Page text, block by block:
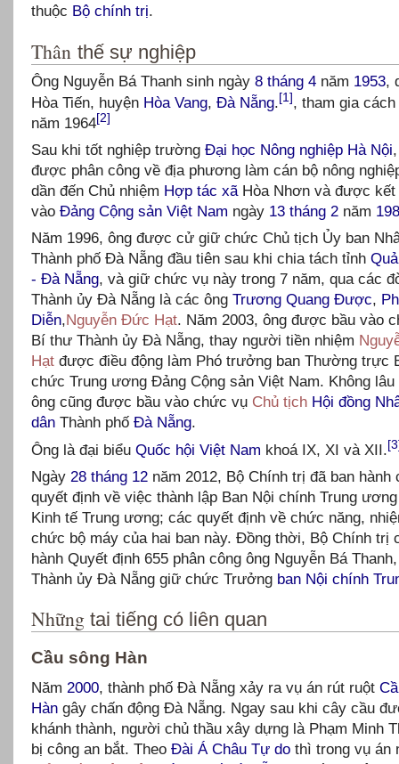
thuộc Bộ chính trị.
Thân thế sự nghiệp
Ông Nguyễn Bá Thanh sinh ngày 8 tháng 4 năm 1953,
Hòa Tiến, huyện Hòa Vang, Đà Nẵng.[1], tham gia
năm 1964[2]
Sau khi tốt nghiệp trường Đại học Nông nghiệp Hà Nội
được phân công về địa phương làm cán bộ nông
dần đến Chủ nhiệm Hợp tác xãHòa Nhơn và được kết
vào Đảng Cộng sản Việt Nam ngày 13 tháng 2 năm
Năm 1996, ông được cử giữ chức Chủ tịch Ủy ban
Thành phố Đà Nẵng đầu tiên sau khi chia tách tỉnh
- Đà Nẵng, và giữ chức vụ này trong 7 năm, qua các
Thành ủy Đà Nẵng là các ông Trương Quang Được,
Diễn,Nguyễn Đức Hạt. Năm 2003, ông được bầu vào
Bí thư Thành ủy Đà Nẵng, thay người tiền nhiệm
Hạt được điều động làm Phó trưởng ban Thường trực
chức Trung ương Đảng Cộng sản Việt Nam. Không lâu
ông cũng được bầu vào chức vụ Chủ tịch Hội đồng
dân Thành phố Đà Nẵng.
Ông là đại biểu Quốc hội Việt Nam khoá IX, XI và XII.
Ngày 28 tháng 12 năm 2012, Bộ Chính trị đã ban hành
quyết định về việc thành lập Ban Nội chính Trung
Kinh tế Trung ương; các quyết định về chức năng,
chức bộ máy của hai ban này. Đồng thời, Bộ Chính trị
hành Quyết định 655 phân công ông Nguyễn Bá
Thành ủy Đà Nẵng giữ chức Trưởng ban Nội chính
Những tai tiếng có liên quan
Cầu sông Hàn
Năm 2000, thành phố Đà Nẵng xảy ra vụ án rút ruột
Hàn gây chấn động Đà Nẵng. Ngay sau khi cây cầu
khánh thành, người chủ thầu xây dựng là Phạm Minh
bị công an bắt. Theo Đài Á Châu Tự do thì trong vụ án